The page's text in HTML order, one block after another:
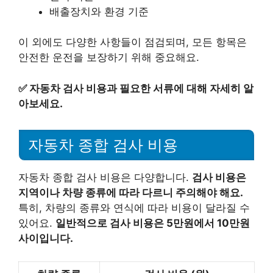
배출장치와 환경 기준
이 외에도 다양한 사항들이 점검되며, 모든 항목은
안전한 운전을 보장하기 위해 중요해요.
✅ 자동차 검사 비용과 필요한 서류에 대해 자세히 알
아보세요.
자동차 종합 검사 비용
자동차 종합 검사 비용은 다양합니다. 검사 비용은
지역이나 차량 종류에 따라 다르니 주의해야 해요.
특히, 차량의 종류와 연식에 따라 비용이 달라질 수
있어요. 일반적으로 검사 비용은 5만원에서 10만원
사이입니다.